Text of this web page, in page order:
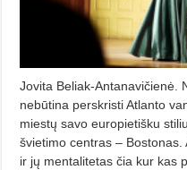
Jovita Beliak-Antanavičienė.
nebūtina perskristi Atlanto
miestų savo europietišku
švietimo centras –
ir jų mentalitetas čia kur kas